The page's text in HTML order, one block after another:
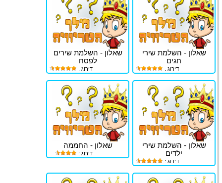
שאלון - השלמת שירי
חגים
דירוג :
שאלון - השלמת שירים
לפסח
דירוג :
שאלון - השלמת שירי
ילדים
דירוג :
שאלון - החממה
דירוג :